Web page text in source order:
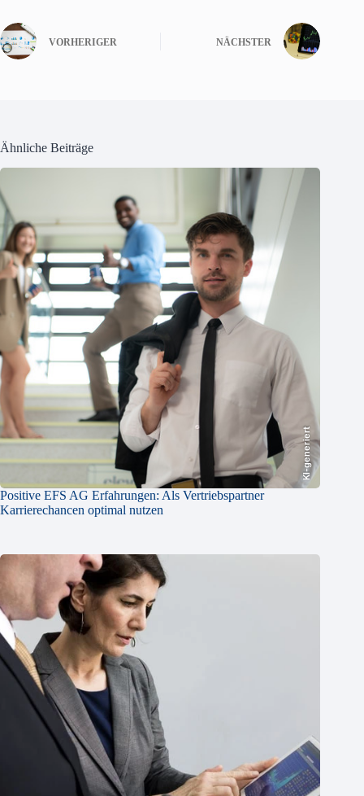
VORHERIGER NÄCHSTER
Ähnliche Beiträge
KI-generiert
Positive EFS AG Erfahrungen: Als Vertriebspartner
Karrierechancen optimal nutzen